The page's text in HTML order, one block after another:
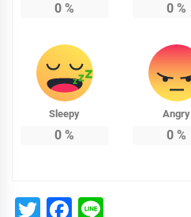
0 % 0 %
Sleepy
0 %
Angry
0 %
TwitterFacebook